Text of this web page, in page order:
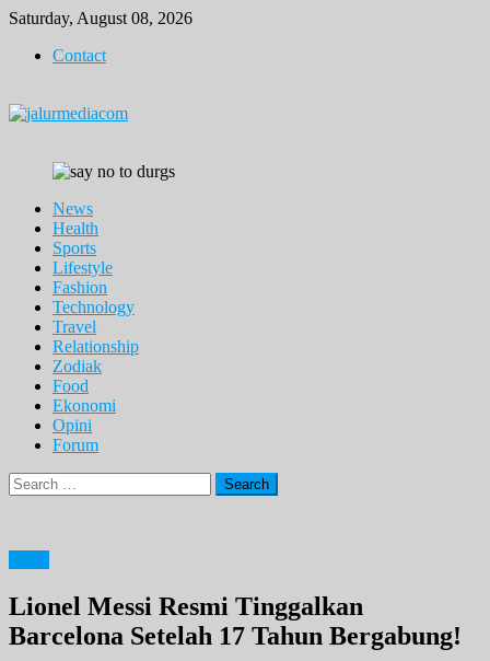
Skip
content
Saturday, August 08, 2026
Contact
News
Health
Sports
Lifestyle
Fashion
Technology
Travel
Relationship
Zodiak
Food
Ekonomi
Opini
Forum
Search
for:
Lionel Messi Resmi Tinggalkan
Barcelona Setelah 17 Tahun Bergabung!